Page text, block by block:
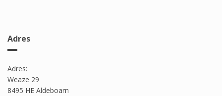
Adres
Adres:
Weaze 29
8495 HE Aldeboarn